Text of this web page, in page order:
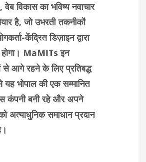
वेब विकास का भविष्य नवाचार
है, जो उभरती तकनीकों
केंद्रित डिज़ाइन द्वारा
MaMITs इन
से आगे रहने के लिए प्रतिबद्ध
भोपाल की एक सम्मानित
कंपनी बनी रहे और अपने
अत्याधुनिक समाधान प्रदान